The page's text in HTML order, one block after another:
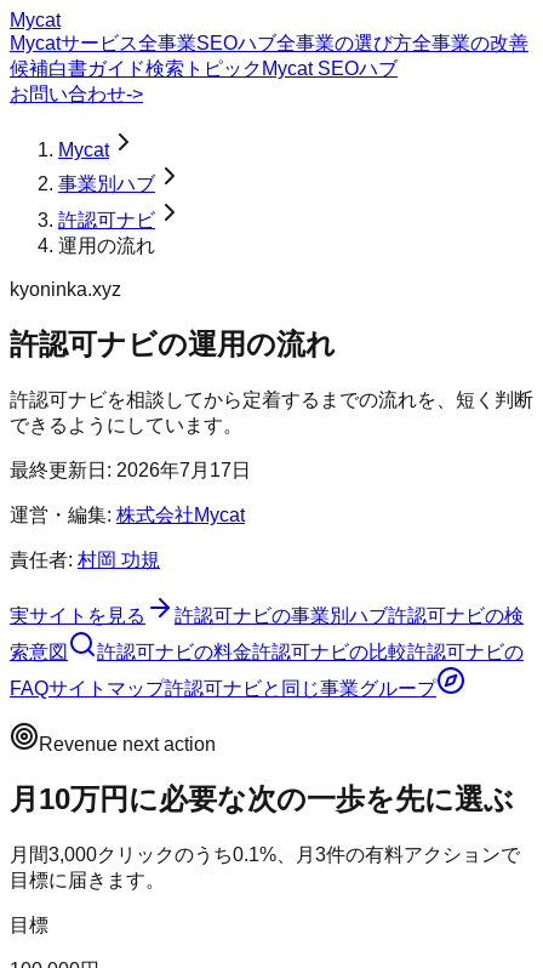
Mycat
Mycatサービス全事業SEOハブ全事業の選び方全事業の改善
候補白書ガイド検索トピック Mycat SEOハブ
お問い合わせ->
Mycat
事業別ハブ
許認可ナビ
運用の流れ
kyoninka.xyz
許認可ナビの運用の流れ
許認可ナビを相談してから定着するまでの流れを、短く判断
できるようにしています。
最終更新日: 2026年7月17日
運営・編集: 株式会社Mycat
責任者: 村岡 功規
実サイトを見る 許認可ナビの事業別ハブ許認可ナビの検
索意図
許認可ナビの料金許認可ナビの比較許認可ナビの
FAQサイトマップ許認可ナビと同じ事業グループ
Revenue next action
月10万円に必要な次の一歩を先に選ぶ
月間3,000クリックのうち0.1%、月 3件の有料アクションで
目標に届きます。
目標